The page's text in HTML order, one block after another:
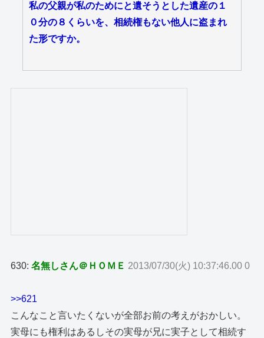
私の父親が私のためにと遺そうとした遺産の１
０分の８くらいを、相続権もない他人に盗まれ
た形ですか。
630:名無しさん＠ＨＯＭＥ 2013/07/30(火) 10:37:46.00 0
>>621
こんなこと言いたくないが全部お前の考えがおかしい。
実母にも権利はあるしその実母が兄に実子として相続す